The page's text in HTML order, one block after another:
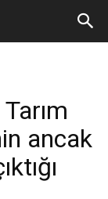
ancak